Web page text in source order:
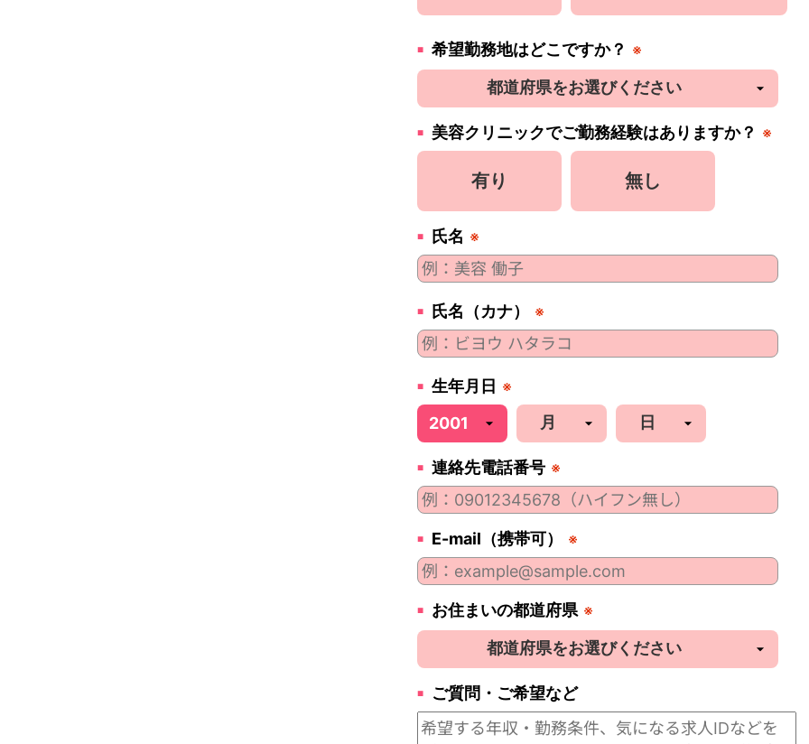
希望勤務地はどこですか？ ※
美容クリニックでご勤務経験はありますか？ ※
有り 無し
氏名 ※
氏名（カナ） ※
生年月日 ※
連絡先電話番号 ※
E-mail（携帯可） ※
お住まいの都道府県 ※
ご質問・ご希望など